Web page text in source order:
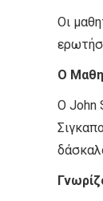
Οι
Ο
Ο John